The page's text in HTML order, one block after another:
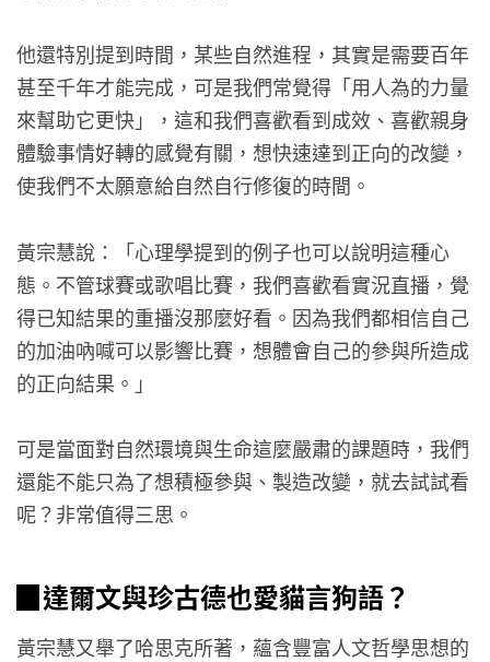
他還特別提到時間，某些自然進程，其實是需要百年
甚至千年才能完成，可是我們常覺得「用人為的力量
來幫助它更快」，這和我們喜歡看到成效、喜歡親身
體驗事情好轉的感覺有關，想快速達到正向的改變，
使我們不太願意給自然自行修復的時間。
黃宗慧說：「心理學提到的例子也可以說明這種心
態。不管球賽或歌唱比賽，我們喜歡看實況直播，覺
得已知結果的重播沒那麼好看。因為我們都相信自己
的加油吶喊可以影響比賽，想體會自己的參與所造成
的正向結果。」
可是當面對自然環境與生命這麼嚴肅的課題時，我們
還能不能只為了想積極參與、製造改變，就去試試看
呢？非常值得三思。
▉達爾文與珍古德也愛貓言狗語？
黃宗慧又舉了哈思克所著，蘊含豐富人文哲學思想的